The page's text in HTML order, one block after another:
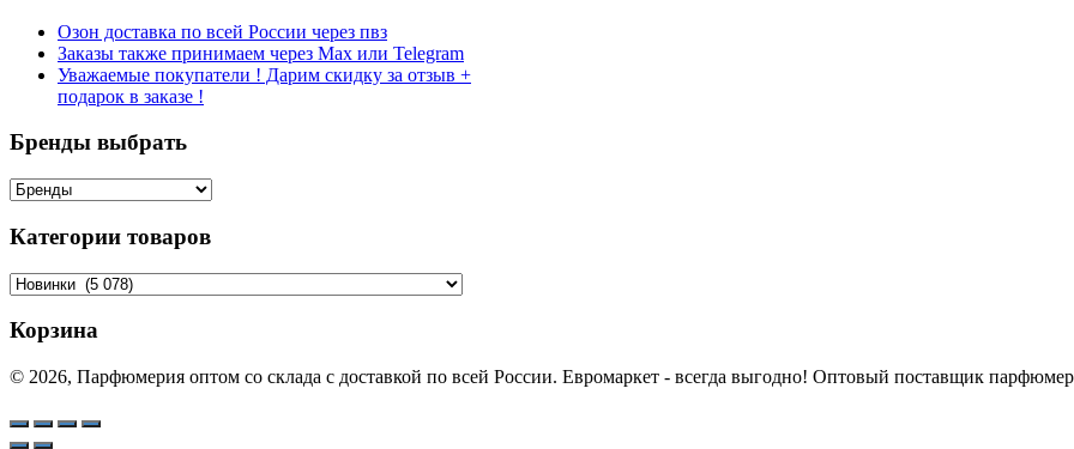
Озон доставка по всей России через пвз
Заказы также принимаем через Max или Telegram
Уважаемые покупатели ! Дарим скидку за отзыв +
подарок в заказе !
Бренды выбрать
Категории товаров
Корзина
© 2026, Парфюмерия оптом со склада с доставкой по всей России. Евромаркет - всегда выгодно! Оптовый поставщик